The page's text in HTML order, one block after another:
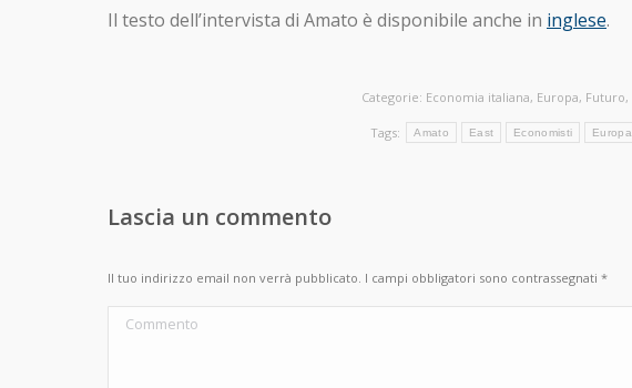
Il testo dell’intervista di Amato è disponibile anche in inglese.
Categorie: Economia italiana, Europa, Futuro,
Tags: Amato East Economisti Europa
Lascia un commento
Il tuo indirizzo email non verrà pubblicato. I campi obbligatori sono contrassegnati *
Commento